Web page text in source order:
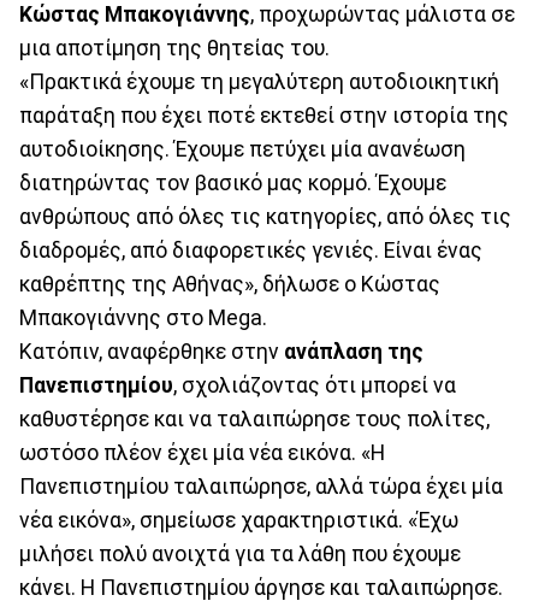
Κώστας Μπακογιάννης, προχωρώντας μάλιστα σε
μια αποτίμηση της θητείας του.
«Πρακτικά έχουμε τη μεγαλύτερη αυτοδιοικητική
παράταξη που έχει ποτέ εκτεθεί στην ιστορία της
αυτοδιοίκησης. Έχουμε πετύχει μία ανανέωση
διατηρώντας τον βασικό μας κορμό. Έχουμε
ανθρώπους από όλες τις κατηγορίες, από όλες τις
διαδρομές, από διαφορετικές γενιές. Είναι ένας
καθρέπτης της Αθήνας», δήλωσε ο Κώστας
Μπακογιάννης στο Mega.
Kατόπιν, αναφέρθηκε στην ανάπλαση της
Πανεπιστημίου, σχολιάζοντας ότι μπορεί να
καθυστέρησε και να ταλαιπώρησε τους πολίτες,
ωστόσο πλέον έχει μία νέα εικόνα. «Η
Πανεπιστημίου ταλαιπώρησε, αλλά τώρα έχει μία
νέα εικόνα», σημείωσε χαρακτηριστικά. «Έχω
μιλήσει πολύ ανοιχτά για τα λάθη που έχουμε
κάνει. Η Πανεπιστημίου άργησε και ταλαιπώρησε.